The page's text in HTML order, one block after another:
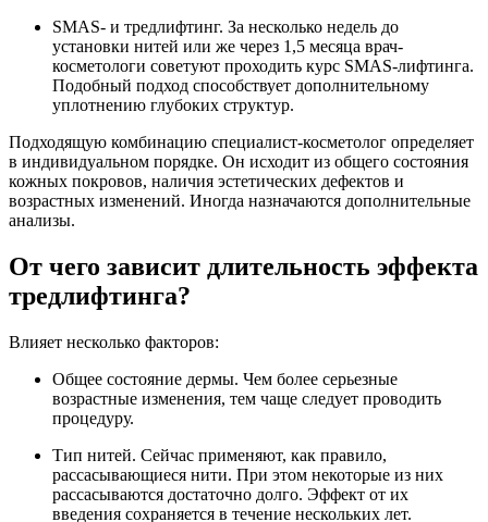
SMAS- и тредлифтинг. За несколько недель до
установки нитей или же через 1,5 месяца врач-
косметологи советуют проходить курс SMAS-лифтинга.
Подобный подход способствует дополнительному
уплотнению глубоких структур.
Подходящую комбинацию специалист-косметолог определяет
в индивидуальном порядке. Он исходит из общего состояния
кожных покровов, наличия эстетических дефектов и
возрастных изменений. Иногда назначаются дополнительные
анализы.
От чего зависит длительность эффекта
тредлифтинга?
Влияет несколько факторов:
Общее состояние дермы. Чем более серьезные
возрастные изменения, тем чаще следует проводить
процедуру.
Тип нитей. Сейчас применяют, как правило,
рассасывающиеся нити. При этом некоторые из них
рассасываются достаточно долго. Эффект от их
введения сохраняется в течение нескольких лет.